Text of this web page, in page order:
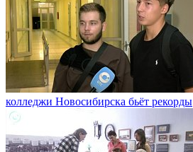
колледжи Новосибирска бьёт рекорды